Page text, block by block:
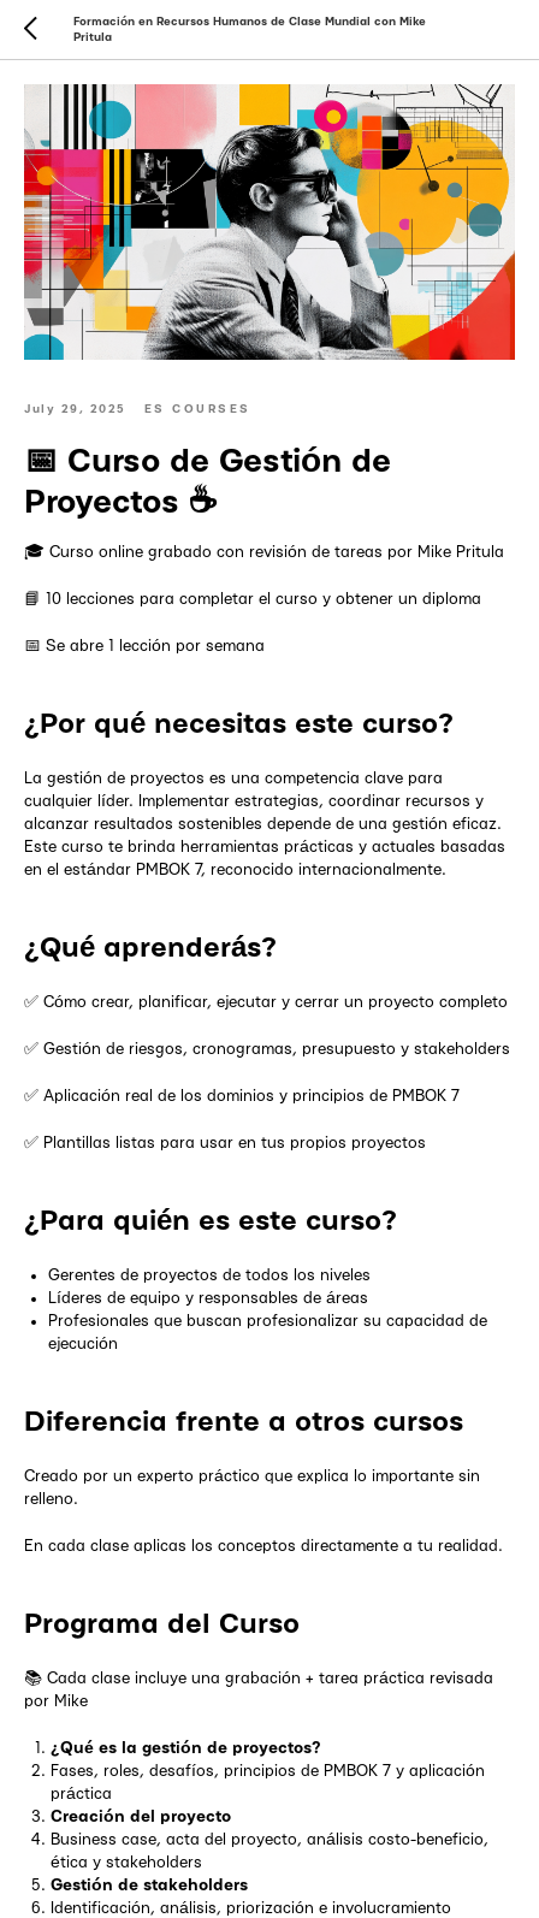
Formación en Recursos Humanos de Clase Mundial con Mike
Pritula
July 29, 2025 ES COURSES
📅 Curso de Gestión de
Proyectos ☕️
🎓 Curso online grabado con revisión de tareas por Mike Pritula
📘 10 lecciones para completar el curso y obtener un diploma
📅 Se abre 1 lección por semana
¿Por qué necesitas este curso?
La gestión de proyectos es una competencia clave para
cualquier líder. Implementar estrategias, coordinar recursos y
alcanzar resultados sostenibles depende de una gestión eficaz.
Este curso te brinda herramientas prácticas y actuales basadas
en el estándar PMBOK 7, reconocido internacionalmente.
¿Qué aprenderás?
✅ Cómo crear, planificar, ejecutar y cerrar un proyecto completo
✅ Gestión de riesgos, cronogramas, presupuesto y stakeholders
✅ Aplicación real de los dominios y principios de PMBOK 7
✅ Plantillas listas para usar en tus propios proyectos
¿Para quién es este curso?
Gerentes de proyectos de todos los niveles
Líderes de equipo y responsables de áreas
Profesionales que buscan profesionalizar su capacidad de
ejecución
Diferencia frente a otros cursos
Creado por un experto práctico que explica lo importante sin
relleno.
En cada clase aplicas los conceptos directamente a tu realidad.
Programa del Curso
📚 Cada clase incluye una grabación + tarea práctica revisada
por Mike
¿Qué es la gestión de proyectos?
Fases, roles, desafíos, principios de PMBOK 7 y aplicación
práctica
Creación del proyecto
Business case, acta del proyecto, análisis costo-beneficio,
ética y stakeholders
Gestión de stakeholders
Identificación, análisis, priorización e involucramiento